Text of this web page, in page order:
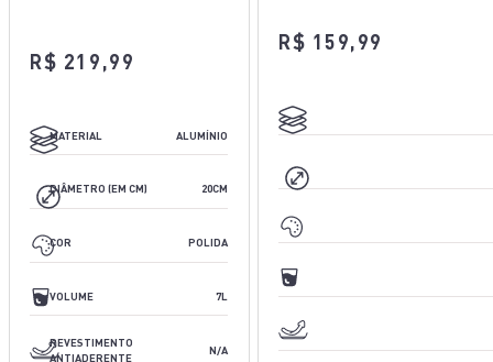
R$ 219,99
MATERIAL ALUMÍNIO
DIÂMETRO (EM CM) 20CM
COR POLIDA
VOLUME 7L
REVESTIMENTO
ANTIADERENTE
N/A